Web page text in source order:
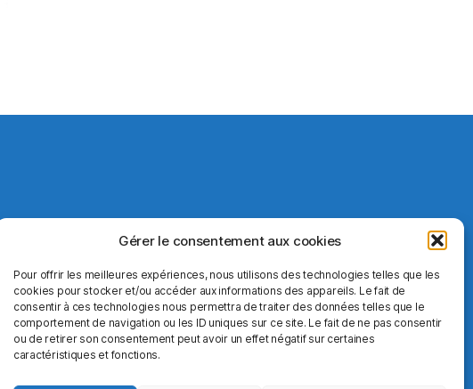
Gérer le consentement aux cookies
Pour offrir les meilleures expériences, nous utilisons des technologies telles que les
cookies pour stocker et/ou accéder aux informations des appareils. Le fait de
consentir à ces technologies nous permettra de traiter des données telles que le
comportement de navigation ou les ID uniques sur ce site. Le fait de ne pas consentir
ou de retirer son consentement peut avoir un effet négatif sur certaines
caractéristiques et fonctions.